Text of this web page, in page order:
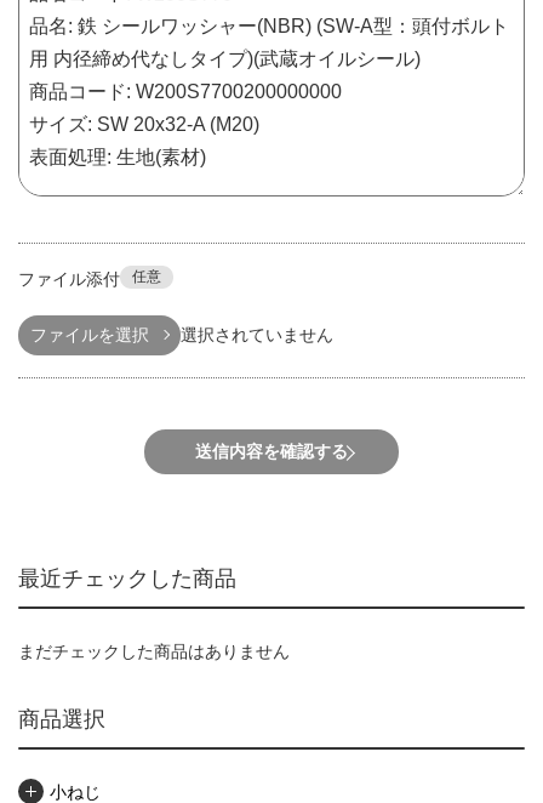
ファイル添付 任意
ファイルを選択 選択されていません
送信内容を確認する
最近チェックした商品
まだチェックした商品はありません
商品選択
小ねじ